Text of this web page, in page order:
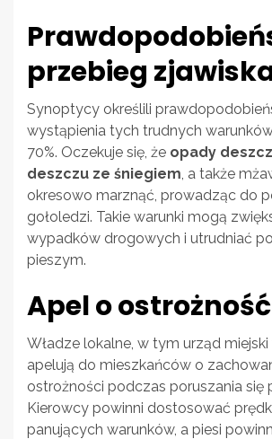
przebieg
Synoptycy określili
wystąpienia tych trudnych
70%. Oczekuje się, że opady
deszczu ze śniegiem , a także
okresowo marznąć, prowadząc do
gołoledzi. Takie warunki mogą
wypadków drogowych i utrudniać
pieszym.
Apel o ostrożność
Władze lokalne, w tym urząd miejski
apelują do mieszkańców o
ostrożności podczas poruszania się
Kierowcy powinni dostosować
panujących warunków, a piesi